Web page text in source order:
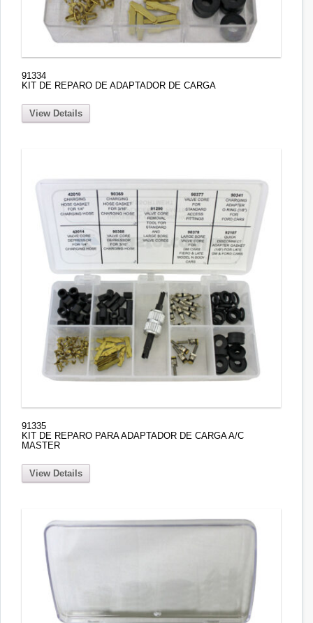
91334
KIT DE REPARO DE ADAPTADOR DE CARGA
View Details
91335
KIT DE REPARO PARA ADAPTADOR DE CARGA A/C
MASTER
View Details